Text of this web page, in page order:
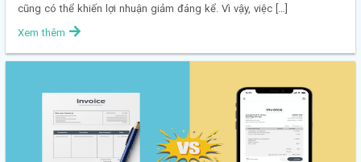
cũng có thể khiến lợi nhuận giảm đáng kể. Vì vậy, việc […]
Xem thêm